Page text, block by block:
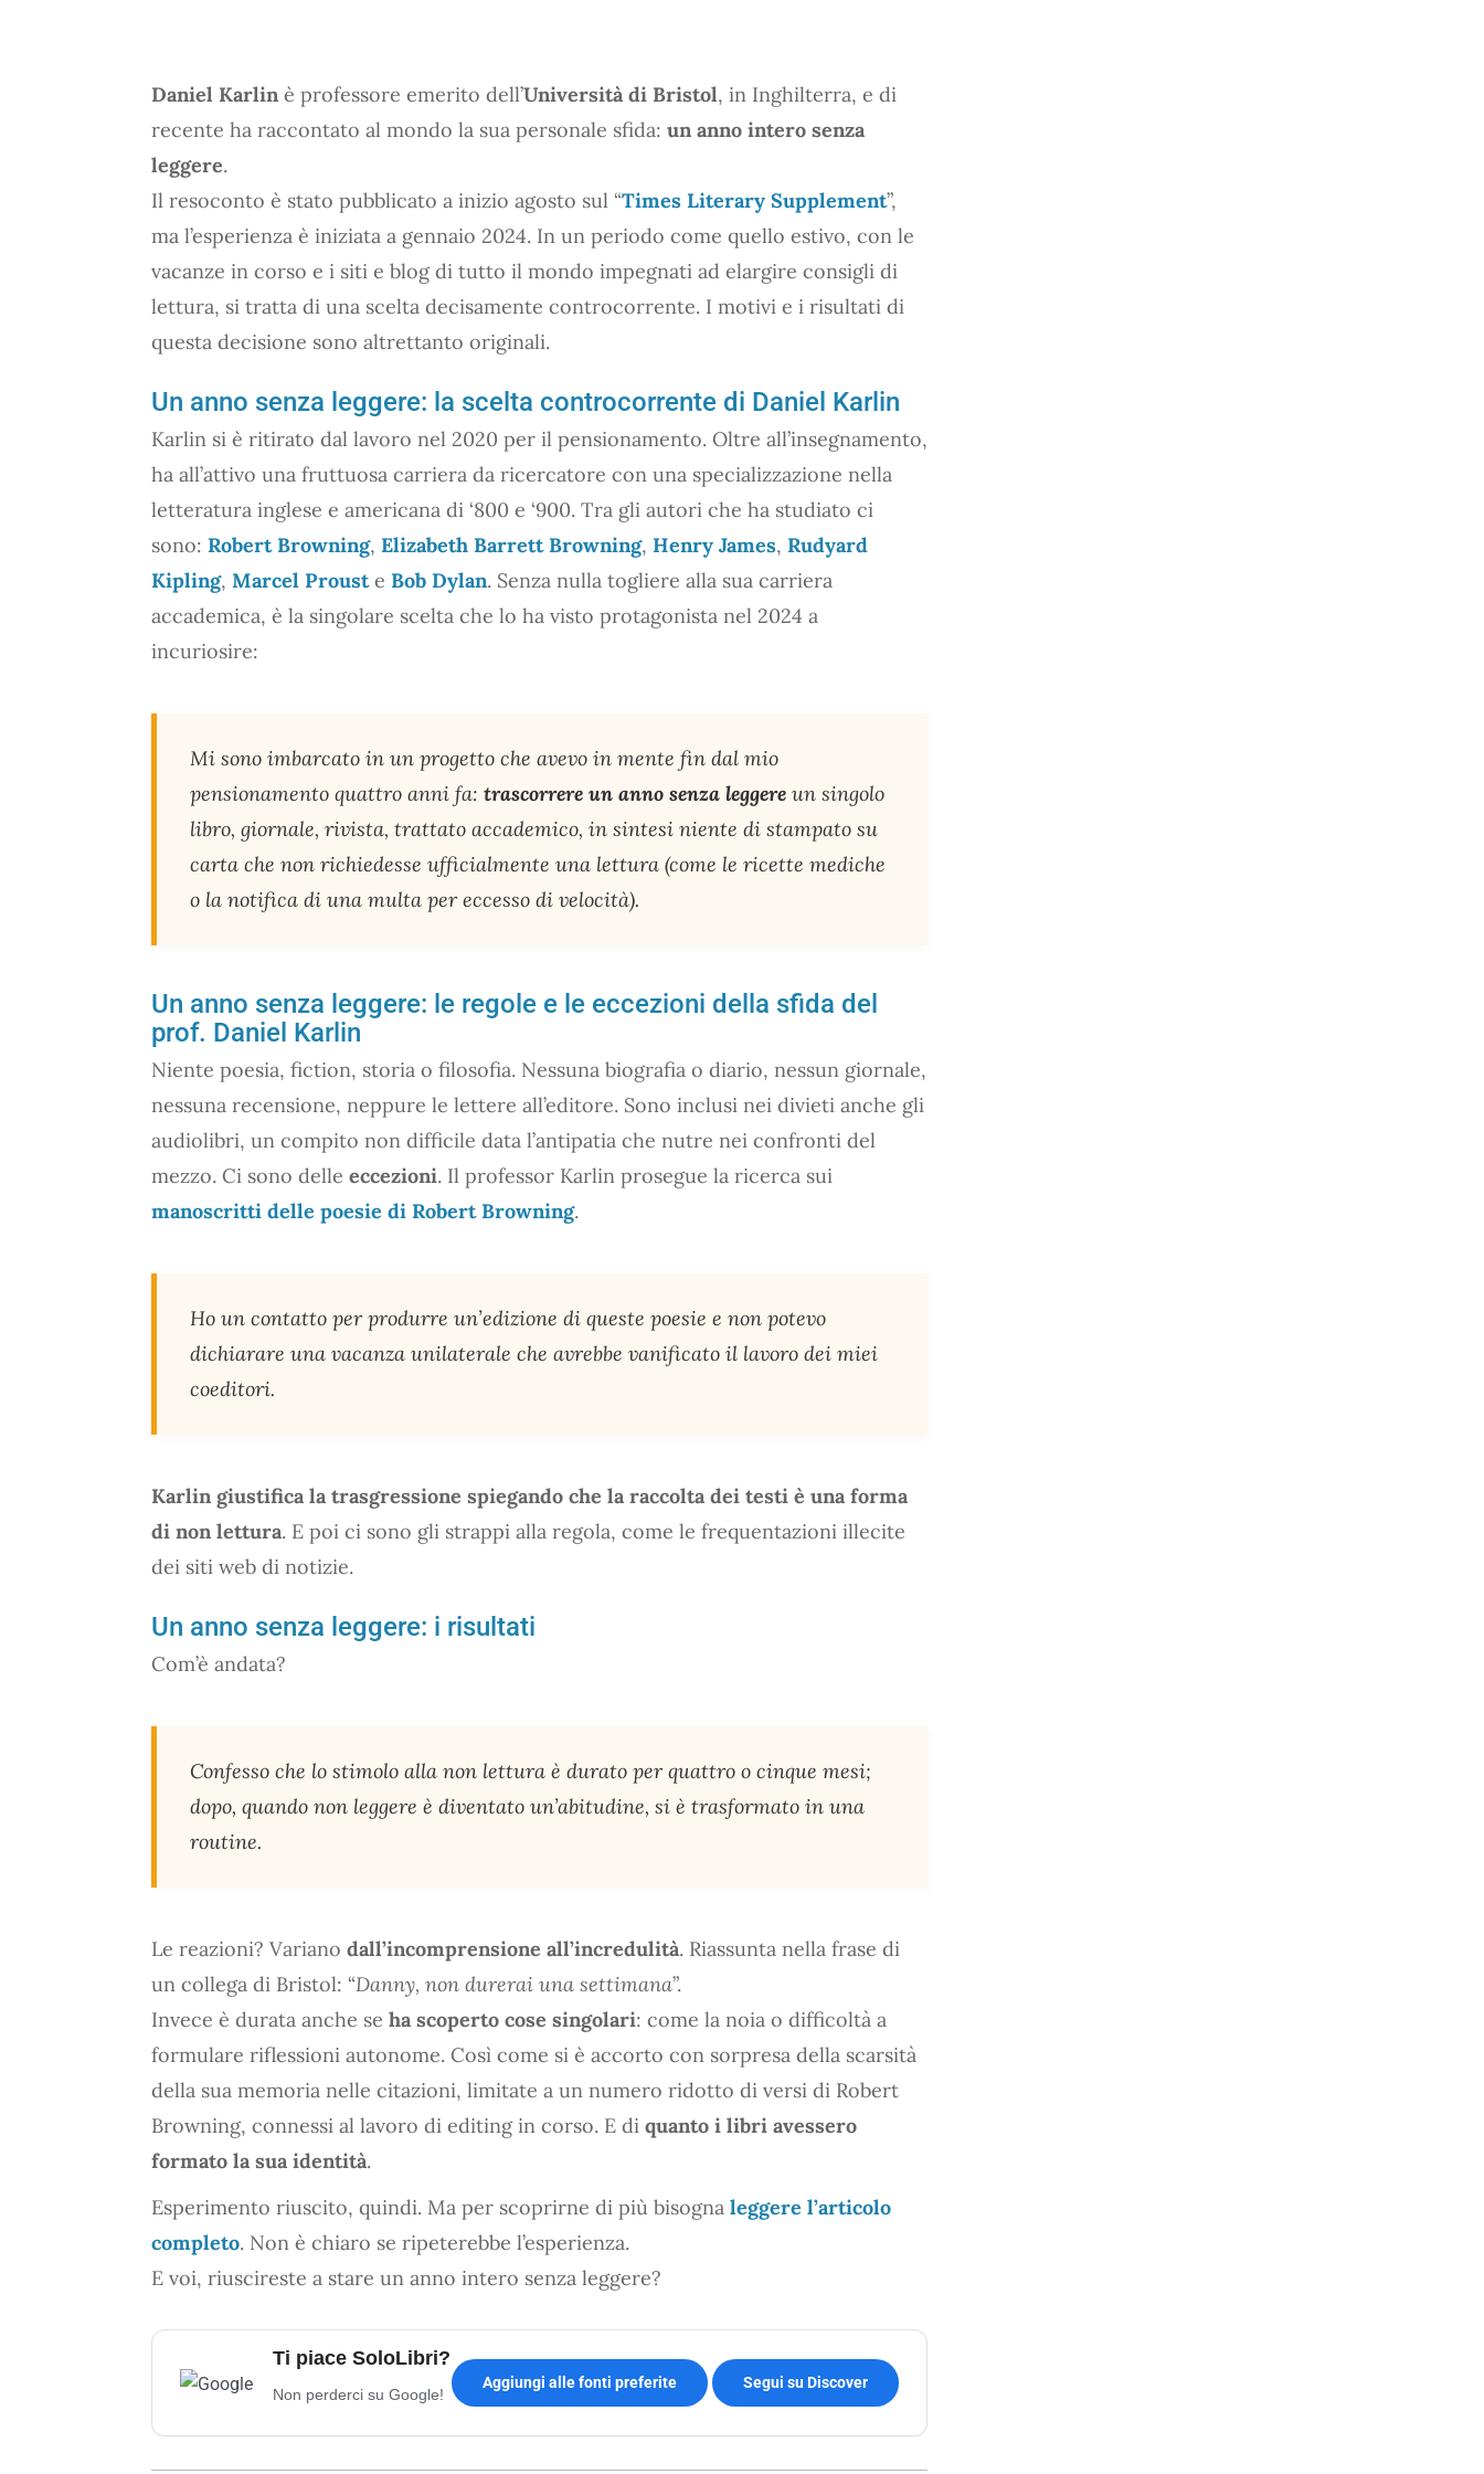
Daniel Karlin è professore emerito dell’Università di Bristol, in Inghilterra, e di
recente ha raccontato al mondo la sua personale sfida: un anno intero senza
leggere.
Il resoconto è stato pubblicato a inizio agosto sul “Times Literary Supplement”,
ma l’esperienza è iniziata a gennaio 2024. In un periodo come quello estivo, con le
vacanze in corso e i siti e blog di tutto il mondo impegnati ad elargire consigli di
lettura, si tratta di una scelta decisamente controcorrente. I motivi e i risultati di
questa decisione sono altrettanto originali.
Un anno senza leggere: la scelta controcorrente di Daniel Karlin
Karlin si è ritirato dal lavoro nel 2020 per il pensionamento. Oltre all’insegnamento,
ha all’attivo una fruttuosa carriera da ricercatore con una specializzazione nella
letteratura inglese e americana di ‘800 e ‘900. Tra gli autori che ha studiato ci
sono: Robert Browning, Elizabeth Barrett Browning, Henry James, Rudyard
Kipling, Marcel Prouste Bob Dylan. Senza nulla togliere alla sua carriera
accademica, è la singolare scelta che lo ha visto protagonista nel 2024 a
incuriosire:
Mi sono imbarcato in un progetto che avevo in mente fin dal mio
pensionamento quattro anni fa: trascorrere un anno senza leggere un singolo
libro, giornale, rivista, trattato accademico, in sintesi niente di stampato su
carta che non richiedesse ufficialmente una lettura (come le ricette mediche
o la notifica di una multa per eccesso di velocità).
Un anno senza leggere: le regole e le eccezioni della sfida del
prof. Daniel Karlin
Niente poesia, fiction, storia o filosofia. Nessuna biografia o diario, nessun giornale,
nessuna recensione, neppure le lettere all’editore. Sono inclusi nei divieti anche gli
audiolibri, un compito non difficile data l’antipatia che nutre nei confronti del
mezzo. Ci sono delle eccezioni. Il professor Karlin prosegue la ricerca sui
manoscritti delle poesie di Robert Browning.
Ho un contatto per produrre un’edizione di queste poesie e non potevo
dichiarare una vacanza unilaterale che avrebbe vanificato il lavoro dei miei
coeditori.
Karlin giustifica la trasgressione spiegando che la raccolta dei testi è una forma
di non lettura. E poi ci sono gli strappi alla regola, come le frequentazioni illecite
dei siti web di notizie.
Un anno senza leggere: i risultati
Com’è andata?
Confesso che lo stimolo alla non lettura è durato per quattro o cinque mesi;
dopo, quando non leggere è diventato un’abitudine, si è trasformato in una
routine.
Le reazioni? Variano dall’incomprensione all’incredulità. Riassunta nella frase di
un collega di Bristol: “Danny, non durerai una settimana”.
Invece è durata anche se ha scoperto cose singolari: come la noia o difficoltà a
formulare riflessioni autonome. Così come si è accorto con sorpresa della scarsità
della sua memoria nelle citazioni, limitate a un numero ridotto di versi di Robert
Browning, connessi al lavoro di editing in corso. E di quanto i libri avessero
formato la sua identità.
Esperimento riuscito, quindi. Ma per scoprirne di più bisogna leggere l’articolo
completo. Non è chiaro se ripeterebbe l’esperienza.
E voi, riuscireste a stare un anno intero senza leggere?
Ti piace SoloLibri?
Non perderci su Google!
Aggiungi alle fonti preferite Segui su Discover